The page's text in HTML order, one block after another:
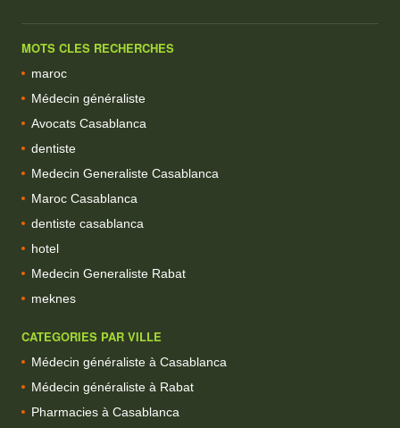
MOTS CLES RECHERCHES
maroc
Médecin généraliste
Avocats Casablanca
dentiste
Medecin Generaliste Casablanca
Maroc Casablanca
dentiste casablanca
hotel
Medecin Generaliste Rabat
meknes
CATEGORIES PAR VILLE
Médecin généraliste à Casablanca
Médecin généraliste à Rabat
Pharmacies à Casablanca